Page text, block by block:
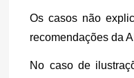
Os casos não
recomendações da
No caso de